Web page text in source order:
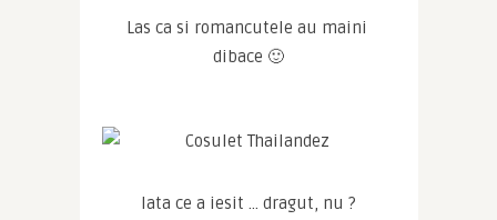
Las ca si romancutele au maini
dibace 🙂
Iata ce a iesit … dragut, nu ?